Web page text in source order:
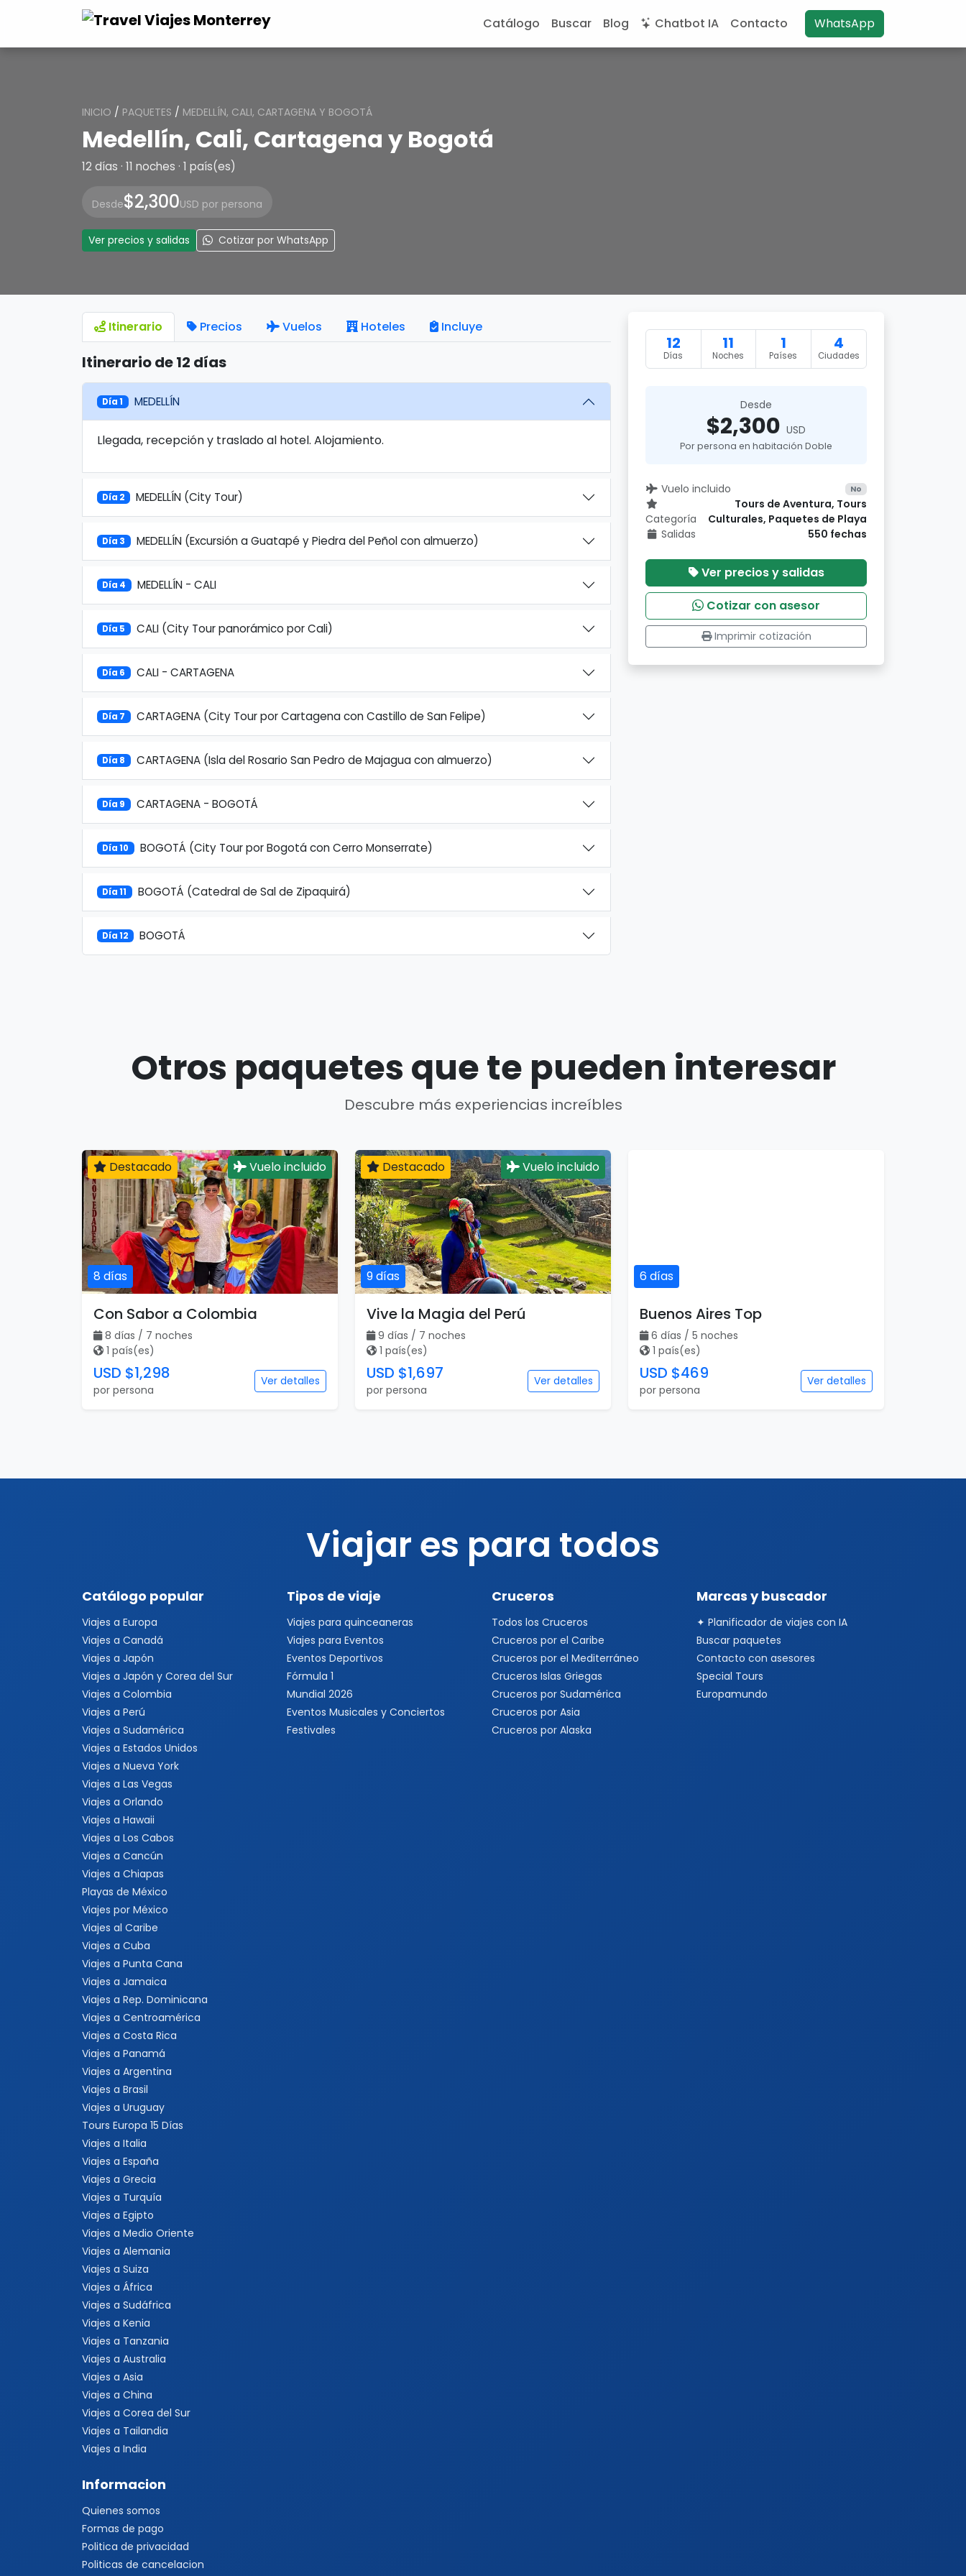
Catálogo Buscar Blog Chatbot IA Contacto WhatsApp
INICIO / PAQUETES / MEDELLÍN, CALI, CARTAGENA Y BOGOTÁ
Medellín, Cali, Cartagena y Bogotá
12 días · 11 noches · 1 país(es)
Desde$2,300USD por persona
Ver precios y salidas Cotizar por WhatsApp
Itinerario Precios Vuelos Hoteles Incluye
Itinerario de 12 días
Día 1 MEDELLÍN
Llegada, recepción y traslado al hotel. Alojamiento.
Día 2 MEDELLÍN (City Tour)
Día 3 MEDELLÍN (Excursión a Guatapé y Piedra del Peñol con almuerzo)
Día 4 MEDELLÍN - CALI
Día 5 CALI (City Tour panorámico por Cali)
Día 6 CALI - CARTAGENA
Día 7 CARTAGENA (City Tour por Cartagena con Castillo de San Felipe)
Día 8 CARTAGENA (Isla del Rosario San Pedro de Majagua con almuerzo)
Día 9 CARTAGENA - BOGOTÁ
Día 10 BOGOTÁ (City Tour por Bogotá con Cerro Monserrate)
Día 11 BOGOTÁ (Catedral de Sal de Zipaquirá)
Día 12 BOGOTÁ
12
Días
11
Noches
1
Países
4
Ciudades
Desde
$2,300 USD
Por persona en habitación Doble
Vuelo incluido No
Categoría
Tours de Aventura, Tours
Culturales, Paquetes de Playa
Salidas
550 fechas
Ver precios y salidas
Cotizar con asesor
Imprimir cotización
Otros paquetes que te pueden interesar
Descubre más experiencias increíbles
8 días
Destacado Vuelo incluido
Con Sabor a Colombia
8 días / 7 noches
1 país(es)
USD $1,298
por persona
Ver detalles
9 días
Destacado Vuelo incluido
Vive la Magia del Perú
9 días / 7 noches
1 país(es)
USD $1,697
por persona
Ver detalles
6 días
Buenos Aires Top
6 días / 5 noches
1 país(es)
USD $469
por persona
Ver detalles
Viajar es para todos
Catálogo popular
Viajes a Europa
Viajes a Canadá
Viajes a Japón
Viajes a Japón y Corea del Sur
Viajes a Colombia
Viajes a Perú
Viajes a Sudamérica
Viajes a Estados Unidos
Viajes a Nueva York
Viajes a Las Vegas
Viajes a Orlando
Viajes a Hawaii
Viajes a Los Cabos
Viajes a Cancún
Viajes a Chiapas
Playas de México
Viajes por México
Viajes al Caribe
Viajes a Cuba
Viajes a Punta Cana
Viajes a Jamaica
Viajes a Rep. Dominicana
Viajes a Centroamérica
Viajes a Costa Rica
Viajes a Panamá
Viajes a Argentina
Viajes a Brasil
Viajes a Uruguay
Tours Europa 15 Días
Viajes a Italia
Viajes a España
Viajes a Grecia
Viajes a Turquía
Viajes a Egipto
Viajes a Medio Oriente
Viajes a Alemania
Viajes a Suiza
Viajes a África
Viajes a Sudáfrica
Viajes a Kenia
Viajes a Tanzania
Viajes a Australia
Viajes a Asia
Viajes a China
Viajes a Corea del Sur
Viajes a Tailandia
Viajes a India
Tipos de viaje
Viajes para quinceaneras
Viajes para Eventos
Eventos Deportivos
Fórmula 1
Mundial 2026
Eventos Musicales y Conciertos
Festivales
Cruceros
Todos los Cruceros
Cruceros por el Caribe
Cruceros por el Mediterráneo
Cruceros Islas Griegas
Cruceros por Sudamérica
Cruceros por Asia
Cruceros por Alaska
Marcas y buscador
✦ Planificador de viajes con IA
Buscar paquetes
Contacto con asesores
Special Tours
Europamundo
Informacion
Quienes somos
Formas de pago
Politica de privacidad
Politicas de cancelacion